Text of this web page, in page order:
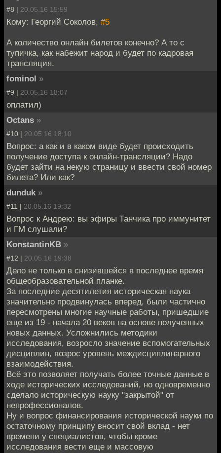
#8 | 20.05.16 15:59
Кому: Георгий Соколов, #5
А количество онлайн билетов конечно? А то с
тупичка, как набежит народ и будет по кадровая
трансляция.
fominol »
#9 | 20.05.16 18:07
оплатил)
Octans »
#10 | 20.05.16 18:10
Вопрос: а как и в каком виде будет происходить
получение доступа к онлайн-трансляции? Надо
будет зайти на некую страницу и ввести свой номер
билета? Или как?
dunduk »
#11 | 20.05.16 19:32
Вопрос к Андрею: вы эфиры Танчика про иммунитет
и ГМ слушали?
KonstantinKB »
#12 | 20.05.16 19:38
Дело не только в снизившейся в последнее время
общеобразовательной планке.
За последние десятилетия историческая наука
значительно продвинулась вперед, были частично
пересмотрены многие научные работы, пришедшие
еще из 19 - начала 20 веков на основе полученных
новых данных. Усложнились методики
исследования, возросло значение вспомогательных
дисциплин, возрос уровень междисциплинарного
взаимодействия.
Всё это позволяет получать более точные данные в
ходе исторических исследований, но одновременно
сделало историческую науку "закрытой" от
непрофессионалов.
Ну и вопрос финансирования исторической науки по
остаточному принципу вносит свой вклад - нет
времени у специалистов, чтобы кроме
исследования вести еще и массовую